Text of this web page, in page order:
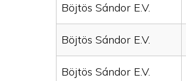
Böjtös Sándor E.V.
Böjtös Sándor E.V.
Böjtös Sándor E.V.